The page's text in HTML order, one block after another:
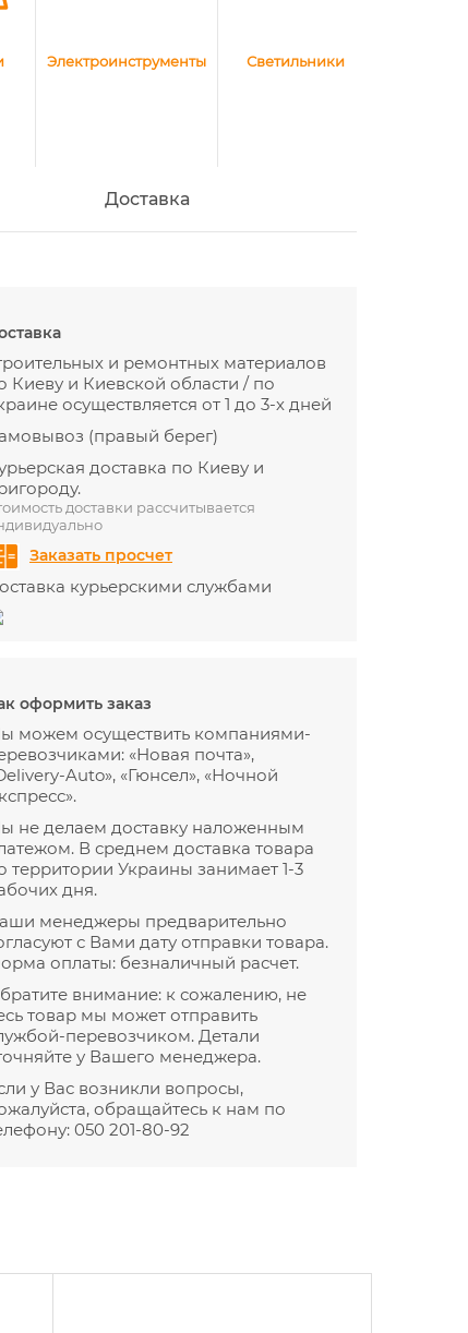
Электроинструменты Светильники
Доставка
и ремонтных материалов
Киеву и Киевской области / по
осуществляется от 1 до 3-х дней
(правый берег)
доставка по Киеву и
доставки рассчитывается
Заказать просчет
курьерскими службами
оформить заказ
можем осуществить компаниями-
«Новая почта»,
Auto», «Гюнсел», «Ночной
не делаем доставку наложенным
В среднем доставка товара
территории Украины занимает 1-3
дня.
менеджеры предварительно
с Вами дату отправки товара.
оплаты: безналичный расчет.
внимание: к сожалению, не
товар мы может отправить
перевозчиком. Детали
у Вашего менеджера.
у Вас возникли вопросы,
обращайтесь к нам по
050 201-80-92